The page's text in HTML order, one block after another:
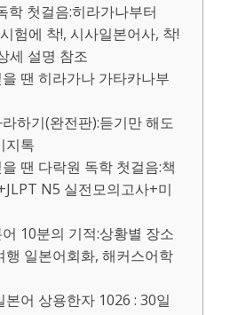
학 첫걸음:히라가나부터
험에 착!, 시사일본어사, 착!
세 설명 참조
땐 히라가나 가타카나부
하기(완전판):듣기만 해도
지톡
땐 다락원 독학 첫걸음:책
N5 실전모의고사+미
10분의 기적:상황별 장소
행 일본어회화, 해커스어학
어 상용한자 1026 : 30일